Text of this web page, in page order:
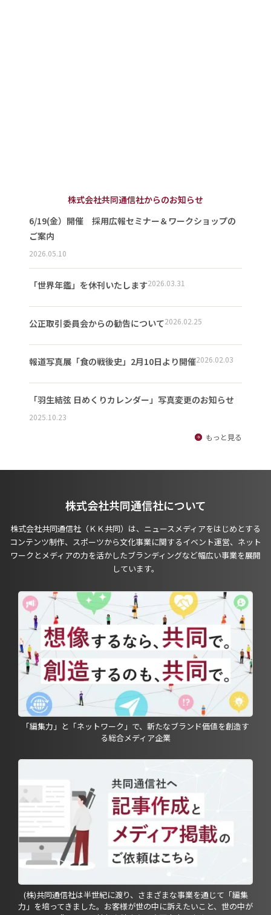
株式会社共同通信社からのお知らせ
6/19(金）開催 採用広報セミナー＆ワークショップの
ご案内
2026.05.10
「世界年鑑」を休刊いたします2026.03.31
公正取引委員会からの勧告について2026.02.25
報道写真展「食の戦後史」2月10日より開催2026.02.03
「羽生結弦 日めくりカレンダー」写真変更のお知らせ
2025.10.23
もっと見る
株式会社共同通信社について
株式会社共同通信社（ＫＫ共同）は、ニュースメディアをはじめとする
コンテンツ制作、スポーツから文化事業に関するイベント運営、ネット
ワークとメディアの力を活かしたブランディングなど幅広い事業を展開
しています。
「編集力」と「ネットワーク」で、新たなブランド価値を創造す
る総合メディア企業
(株)共同通信社は半世紀に渡り、さまざまな事業を通じて「編集
力」を培ってきました。お客様が世の中に訴えたいこと、世の中が